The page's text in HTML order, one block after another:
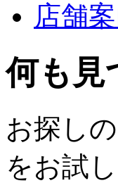
店舗
何も見
お探し
をお試